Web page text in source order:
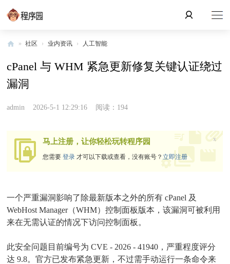
园
» 社区 › 业内资讯 › 人工智能
cPanel 与 WHM 紧急更新修复关键认证绕过
漏洞
admin 2026-5-1 12:29:16 阅读：194
马上注册，让你轻松玩转程序园
您需要登录 才可以下载或查看，没有账号？立即注册
x
一个严重漏洞影响了除最新版本之外的所有 cPanel 及
WebHost Manager（WHM）控制面板版本，该漏洞可被利用
来在无需认证的情况下访问控制面板。
此安全问题目前编号为 CVE - 2026 - 41940，严重程度评分
达 9.8。官方已发布紧急更新，不过需手动运行一条命令来